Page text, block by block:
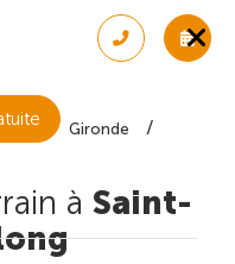
Gironde
à Saint-